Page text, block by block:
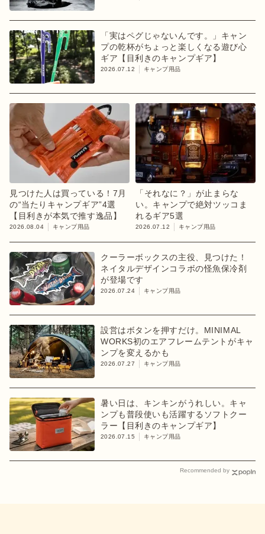
「実はペグじゃないんです。」キャン
プの乾杯がちょっと楽しくなる遊び心
ギア【目利きのキャンプギア】
2026.07.12 キャンプ用品
見つけた人は買っている！7月
の“当たりキャンプギア”4選
【目利きが本気で推す逸品】
2026.08.04 キャンプ用品
「それなに？」が止まらな
い。キャンプで絶対ツッコま
れるギア5選
2026.07.12 キャンプ用品
クーラーボックスの主役、見つけた！
ネイタルデザインコラボの怪魚保冷剤
が登場です
2026.07.24 キャンプ用品
設営はボタンを押すだけ。MINIMAL
WORKS初のエアフレームテントがキャ
ンプを変えるかも
2026.07.27 キャンプ用品
暑い日は、キンキンがうれしい。キャ
ンプも普段使いも活躍するソフトクー
ラー【目利きのキャンプギア】
2026.07.15 キャンプ用品
Recommended by